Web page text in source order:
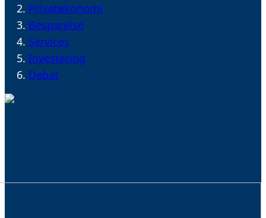
Privatøkonomi
Besparelse
Services
Investering
Debat